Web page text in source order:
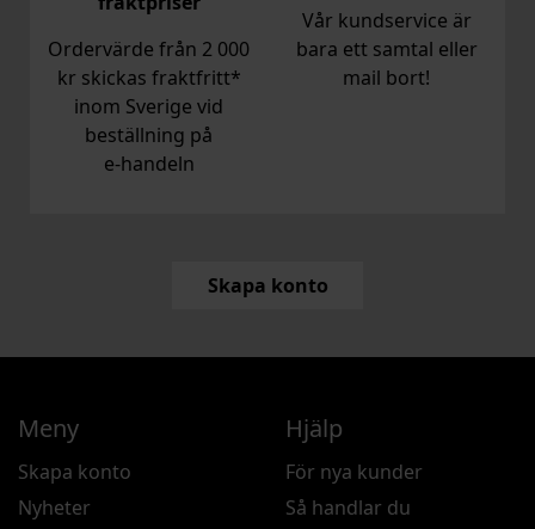
Ordervärde från 2 000
kr skickas fraktfritt*
inom Sverige vid
beställning på
e‑handeln
Vår kundservice är
bara ett samtal eller
mail bort!
Skapa konto
Meny
Skapa konto
Nyheter
Hjälp
För nya kunder
Så handlar du